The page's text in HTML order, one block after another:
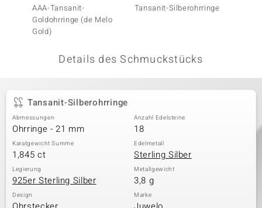
Collection
Classics
AAA-Tansanit-
Goldohrringe (de Melo
Gold)
Tansanit-Silberohrringe
Details des Schmuckstücks
Tansanit-Silberohrringe
Abmessungen
Ohrringe - 21 mm
Anzahl Edelsteine
18
Karatgewicht Summe
1,845 ct
Edelmetall
Sterling Silber
Legierung
925er Sterling Silber
Metallgewicht
3,8 g
Design Marke